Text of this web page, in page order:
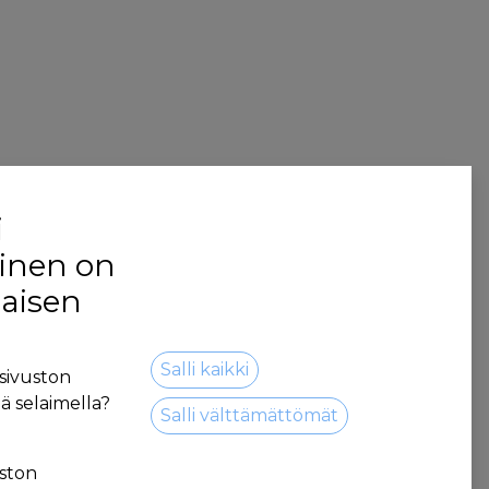
on
selaimella?
Salli kaikki
Salli välttämättömät